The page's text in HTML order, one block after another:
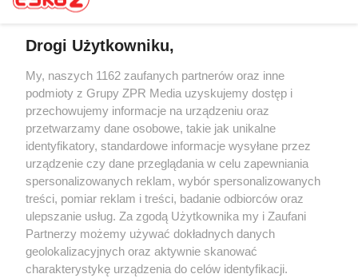
Żaden utwór zamieszczony w serwisie nie może być powielany i
rozpowszechniany lub dalej rozpowszechniany w jakikolwiek sposób (w
tym także elektroniczny lub mechaniczny) na jakimkolwiek polu
eksploatacji w jakiejkolwiek formie, włącznie z umieszczaniem w
Internecie bez pisemnej zgody właściciela praw. Jakiekolwiek użycie lub
wykorzystanie utworów w całości lub w części z naruszeniem prawa,
tzn. bez właściwej zgody, jest zabronione pod groźbą kary i może być
ścigane prawnie.
Drogi Użytkowniku,
My, naszych 1162 zaufanych partnerów oraz inne
podmioty z Grupy ZPR Media uzyskujemy dostęp i
przechowujemy informacje na urządzeniu oraz
przetwarzamy dane osobowe, takie jak unikalne
identyfikatory, standardowe informacje wysyłane przez
urządzenie czy dane przeglądania w celu zapewniania
spersonalizowanych reklam, wybór spersonalizowanych
treści, pomiar reklam i treści, badanie odbiorców oraz
ulepszanie usług. Za zgodą Użytkownika my i Zaufani
Partnerzy możemy używać dokładnych danych
geolokalizacyjnych oraz aktywnie skanować
charakterystykę urządzenia do celów identyfikacji.